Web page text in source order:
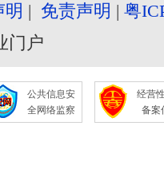
明 | 免责声明 |粤
门户
公共信息安
全网络监察
经营
备案